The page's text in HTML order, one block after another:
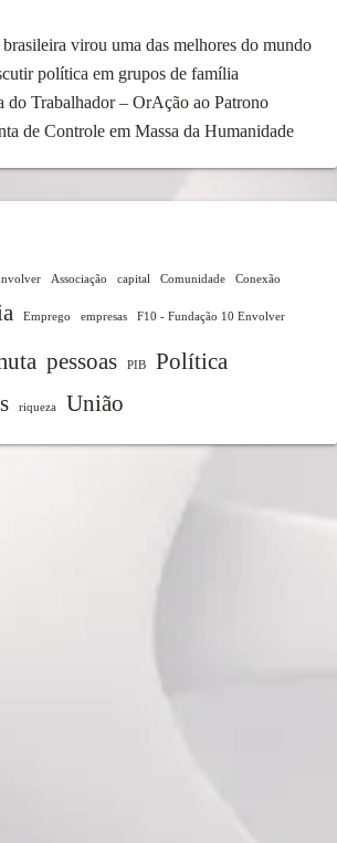
virou uma das melhores do mundo
política em grupos de família
do Trabalhador – OrAção ao Patrono
de Controle em Massa da Humanidade
Associação capital Comunidade Conexão
Emprego empresas F10 - Fundação 10 Envolver
pessoas PIB
Política
riqueza União